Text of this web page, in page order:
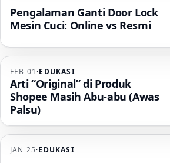
Pengalaman Ganti Door Lock
Mesin Cuci: Online vs Resmi
FEB 01 ·EDUKASI
Arti “Original” di Produk
Shopee Masih Abu-abu (Awas
Palsu)
JAN 25·EDUKASI